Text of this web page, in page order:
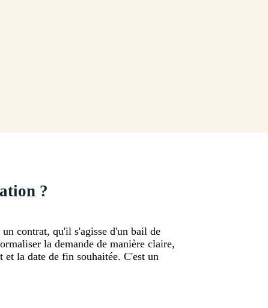
?
contrat, qu'il s'agisse d'un bail de
la demande de manière claire,
la date de fin souhaitée. C'est un